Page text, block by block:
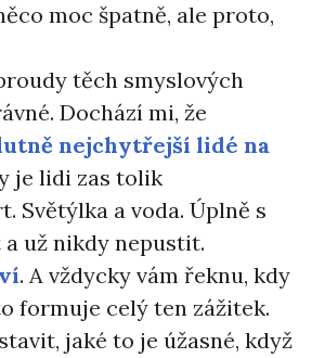
moc špatně, ale proto,
těch smyslových
Dochází mi, že
nejchytřejší lidé na
je lidi zas tolik
Světýlka a voda. Úplně s
už nikdy nepustit.
. A vždycky vám řeknu, kdy
formuje celý ten zážitek.
jaké to je úžasné, když